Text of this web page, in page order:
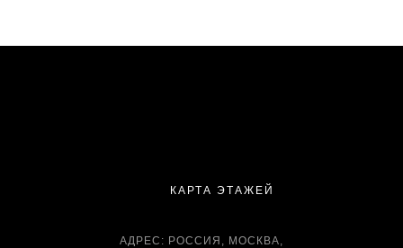
КАРТА ЭТАЖЕЙ
АДРЕС: РОССИЯ, МОСКВА,